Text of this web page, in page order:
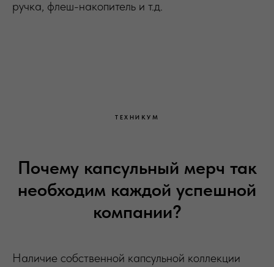
ручка, флеш-накопитель и т.д.
ТЕХНИКУМ
Почему капсульный мерч так
необходим каждой успешной
компании?
Наличие собственной капсульной коллекции